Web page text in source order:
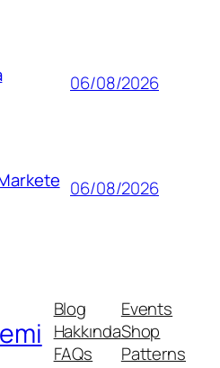
06/08/2026
06/08/2026
Blog
Hakkında
FAQs
Events
Shop
Patterns